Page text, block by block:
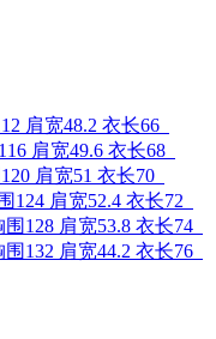
肩宽48.2 衣长66
肩宽49.6 衣长68
肩宽51 衣长70
124 肩宽52.4 衣长72
128 肩宽53.8 衣长74
132 肩宽44.2 衣长76